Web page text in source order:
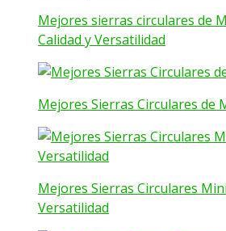
Mejores sierras circulares de
Calidad y Versatilidad
Mejores Sierras Circulares de
Mejores Sierras Circulares
Versatilidad